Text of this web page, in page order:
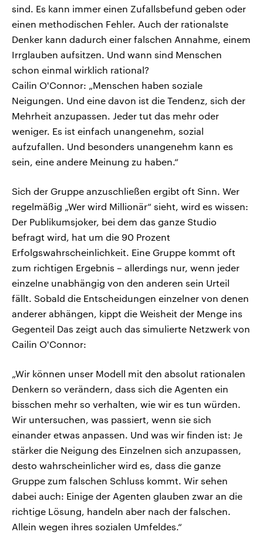
sind. Es kann immer einen Zufallsbefund geben oder
einen methodischen Fehler. Auch der rationalste
Denker kann dadurch einer falschen Annahme, einem
Irrglauben aufsitzen. Und wann sind Menschen
schon einmal wirklich rational?
Cailin O'Connor: „Menschen haben soziale
Neigungen. Und eine davon ist die Tendenz, sich der
Mehrheit anzupassen. Jeder tut das mehr oder
weniger. Es ist einfach unangenehm, sozial
aufzufallen. Und besonders unangenehm kann es
sein, eine andere Meinung zu haben.“
Sich der Gruppe anzuschließen ergibt oft Sinn. Wer
regelmäßig „Wer wird Millionär“ sieht, wird es wissen:
Der Publikumsjoker, bei dem das ganze Studio
befragt wird, hat um die 90 Prozent
Erfolgswahrscheinlichkeit. Eine Gruppe kommt oft
zum richtigen Ergebnis – allerdings nur, wenn jeder
einzelne unabhängig von den anderen sein Urteil
fällt. Sobald die Entscheidungen einzelner von denen
anderer abhängen, kippt die Weisheit der Menge ins
Gegenteil Das zeigt auch das simulierte Netzwerk von
Cailin O'Connor:
„Wir können unser Modell mit den absolut rationalen
Denkern so verändern, dass sich die Agenten ein
bisschen mehr so verhalten, wie wir es tun würden.
Wir untersuchen, was passiert, wenn sie sich
einander etwas anpassen. Und was wir finden ist: Je
stärker die Neigung des Einzelnen sich anzupassen,
desto wahrscheinlicher wird es, dass die ganze
Gruppe zum falschen Schluss kommt. Wir sehen
dabei auch: Einige der Agenten glauben zwar an die
richtige Lösung, handeln aber nach der falschen.
Allein wegen ihres sozialen Umfeldes.“